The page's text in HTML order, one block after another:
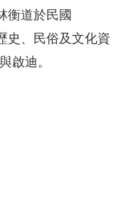
衡道於民國
史、民俗及文化資
啟迪。